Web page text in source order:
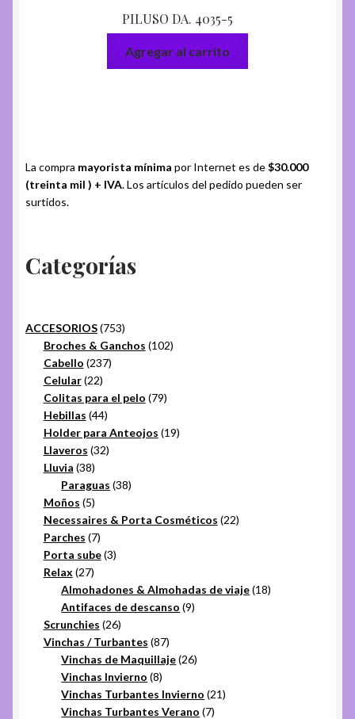
PILUSO DA. 4035-5
Agregar al carrito
La compra mayorista mínima por Internet es de$30.000
(treinta mil ) + IVA. Los artículos del pedido pueden ser
surtidos.
Categorías
ACCESORIOS 753753
productos
Broches & Ganchos 102102
Cabello 237237
Celular 2222
productos
Colitas para el pelo 7979
Hebillas 4444
productos
Holder para Anteojos 1919
Llaveros 3232
Lluvia 3838
productos
Paraguas 3838
Moños 55
productos
Necessaires & Porta Cosméticos 2222
Parches 77
productos
Porta sube 33
Relax 2727
productos
Almohadones & Almohadas de viaje 1818
Antifaces de descanso 99
Scrunchies 2626
productos
Vinchas / Turbantes 8787
productos
Vinchas de Maquillaje 2626
Vinchas Invierno 88
productos
Vinchas Turbantes Invierno 2121
Vinchas Turbantes Verano 77